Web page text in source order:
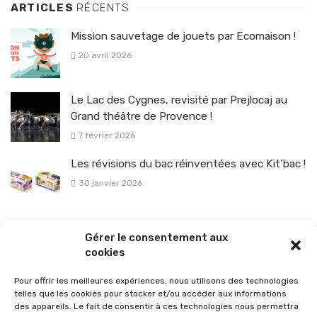
Gérer le consentement aux
cookies
Pour offrir les meilleures expériences, nous utilisons des technologies
telles que les cookies pour stocker et/ou accéder aux informations
des appareils. Le fait de consentir à ces technologies nous permettra
ARTICLES RÉCENTS
Mission sauvetage de jouets par Ecomaison !
20 avril 2026
Le Lac des Cygnes, revisité par Prejlocaj au
Grand théâtre de Provence !
7 février 2026
Les révisions du bac réinventées avec Kit’bac !
30 janvier 2026